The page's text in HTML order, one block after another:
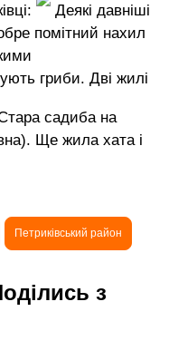
Деякі давніші
помітний нахил
гриби. Дві жилі
садиба на
Ще жила хата і
Петриківський район
з